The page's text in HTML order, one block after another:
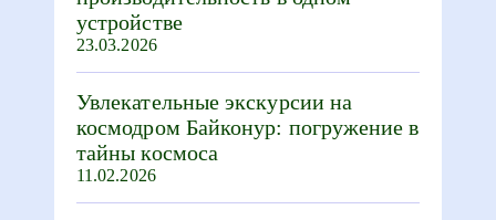
устройстве
23.03.2026
Увлекательные экскурсии на
космодром Байконур: погружение в
тайны космоса
11.02.2026